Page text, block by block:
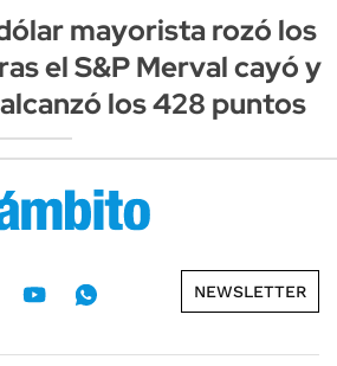
mayorista rozó los
el S&P Merval cayó y
los 428 puntos
NEWSLETTER